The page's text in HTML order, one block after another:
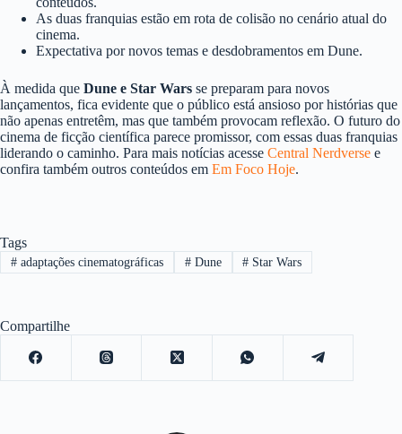
As duas franquias estão em rota de colisão no cenário atual do
cinema.
Expectativa por novos temas e desdobramentos em Dune.
À medida que Dune e Star Wars se preparam para novos
lançamentos, fica evidente que o público está ansioso por histórias que
não apenas entretêm, mas que também provocam reflexão. O futuro do
cinema de ficção científica parece promissor, com essas duas franquias
liderando o caminho. Para mais notícias acesse Central Nerdverse e
confira também outros conteúdos em Em Foco Hoje.
Tags
#adaptações cinematográficas #Dune # Star Wars
Compartilhe